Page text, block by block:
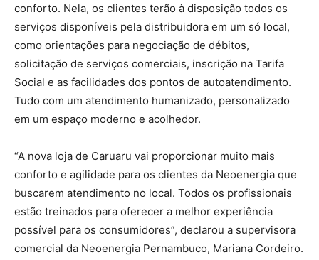
conforto. Nela, os clientes terão à disposição todos os
serviços disponíveis pela distribuidora em um só local,
como orientações para negociação de débitos,
solicitação de serviços comerciais, inscrição na Tarifa
Social e as facilidades dos pontos de autoatendimento.
Tudo com um atendimento humanizado, personalizado
em um espaço moderno e acolhedor.
“A nova loja de Caruaru vai proporcionar muito mais
conforto e agilidade para os clientes da Neoenergia que
buscarem atendimento no local. Todos os profissionais
estão treinados para oferecer a melhor experiência
possível para os consumidores”, declarou a supervisora
comercial da Neoenergia Pernambuco, Mariana Cordeiro.